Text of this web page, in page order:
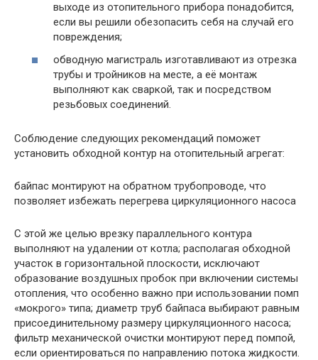
выходе из отопительного прибора понадобится,
если вы решили обезопасить себя на случай его
повреждения;
обводную магистраль изготавливают из отрезка
трубы и тройников на месте, а её монтаж
выполняют как сваркой, так и посредством
резьбовых соединений.
Соблюдение следующих рекомендаций поможет
установить обходной контур на отопительный агрегат:
байпас монтируют на обратном трубопроводе, что
позволяет избежать перегрева циркуляционного насоса
С этой же целью врезку параллельного контура
выполняют на удалении от котла; располагая обходной
участок в горизонтальной плоскости, исключают
образование воздушных пробок при включении системы
отопления, что особенно важно при использовании помп
«мокрого» типа; диаметр труб байпаса выбирают равным
присоединительному размеру циркуляционного насоса;
фильтр механической очистки монтируют перед помпой,
если ориентироваться по направлению потока жидкости.